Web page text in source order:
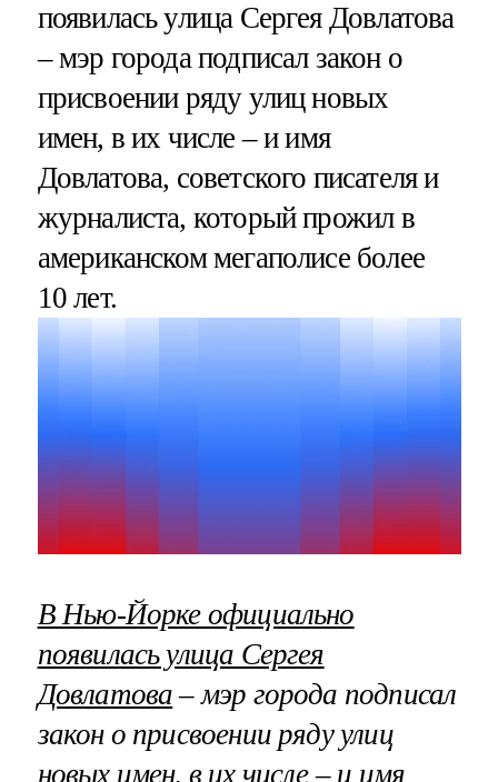
появилась улица Сергея Довлатова
– мэр города подписал закон о
присвоении ряду улиц новых
имен, в их числе – и имя
Довлатова, советского писателя и
журналиста, который прожил в
американском мегаполисе более
10 лет.
В Нью-Йорке официально
появилась улица Сергея
Довлатова– мэр города подписал
закон о присвоении ряду улиц
новых имен, в их числе – и имя